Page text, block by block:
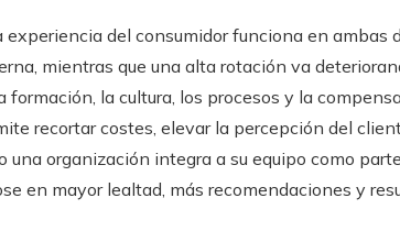
del consumidor funciona en ambas
mientras que una alta rotación va
la cultura, los procesos y la
recortar costes, elevar la percepción del
organización integra a su equipo como
en mayor lealtad, más recomendaciones y